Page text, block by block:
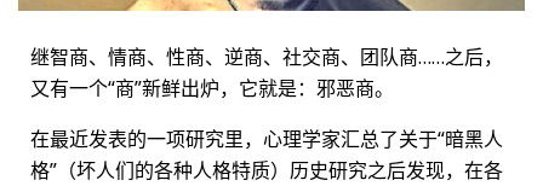
继智商、情商、性商、逆商、社交商、团队商……之后，
又有一个“商”新鲜出炉，它就是：邪恶商。
在最近发表的一项研究里，心理学家汇总了关于“暗黑人
格”（坏人们的各种人格特质）历史研究之后发现，在各